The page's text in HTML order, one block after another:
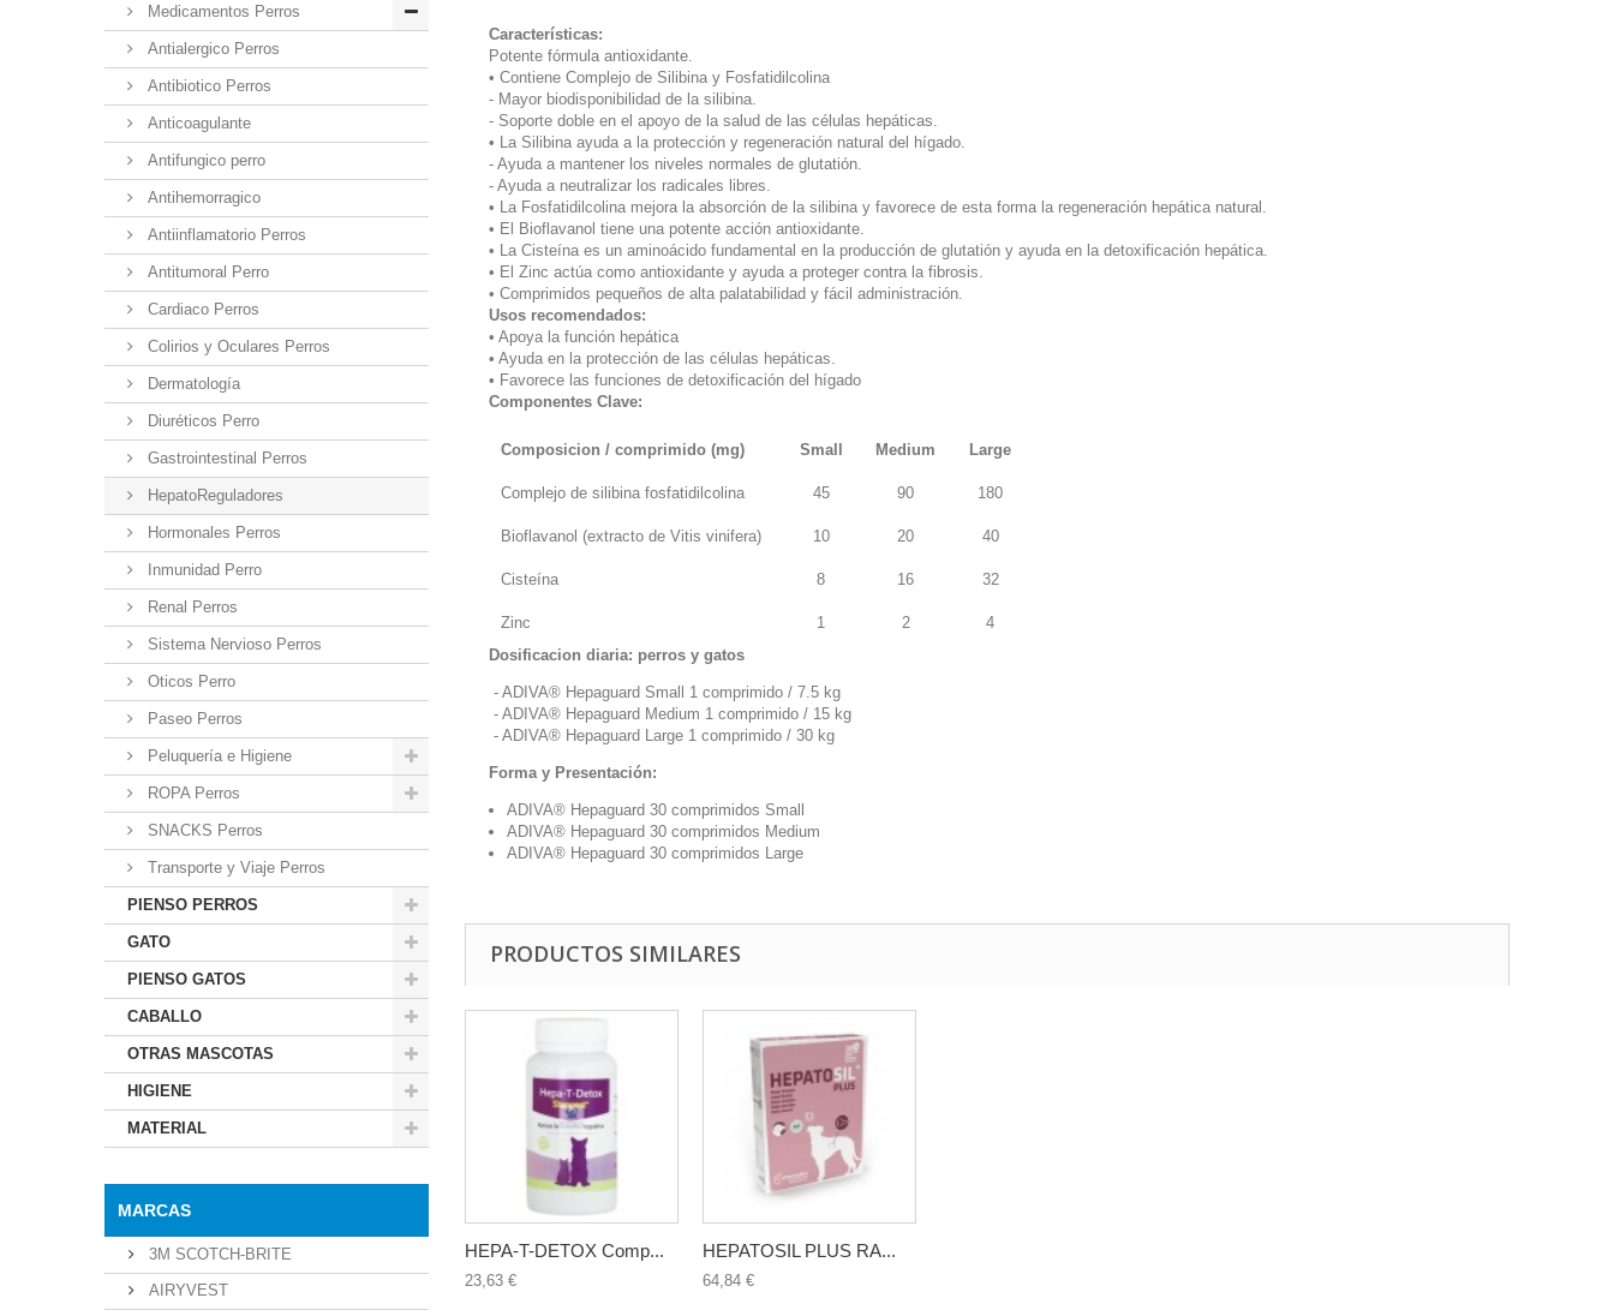
Medicamentos Perros
Antialergico Perros
Antibiotico Perros
Anticoagulante
Antifungico perro
Antihemorragico
Antiinflamatorio Perros
Antitumoral Perro
Cardiaco Perros
Colirios y Oculares Perros
Dermatología
Diuréticos Perro
Gastrointestinal Perros
HepatoReguladores
Hormonales Perros
Inmunidad Perro
Renal Perros
Sistema Nervioso Perros
Oticos Perro
Paseo Perros
Peluquería e Higiene
ROPA Perros
SNACKS Perros
Transporte y Viaje Perros
PIENSO PERROS
GATO
PIENSO GATOS
CABALLO
OTRAS MASCOTAS
HIGIENE
MATERIAL
MARCAS
3M SCOTCH-BRITE
AIRYVEST
Características:
Potente fórmula antioxidante.
• Contiene Complejo de Silibina y Fosfatidilcolina
- Mayor biodisponibilidad de la silibina.
- Soporte doble en el apoyo de la salud de las células hepáticas.
• La Silibina ayuda a la protección y regeneración natural del hígado.
- Ayuda a mantener los niveles normales de glutatión.
- Ayuda a neutralizar los radicales libres.
• La Fosfatidilcolina mejora la absorción de la silibina y favorece de esta forma la regeneración hepática natural.
• El Bioflavanol tiene una potente acción antioxidante.
• La Cisteína es un aminoácido fundamental en la producción de glutatión y ayuda en la detoxificación hepática.
• El Zinc actúa como antioxidante y ayuda a proteger contra la fibrosis.
• Comprimidos pequeños de alta palatabilidad y fácil administración.
Usos recomendados:
• Apoya la función hepática
• Ayuda en la protección de las células hepáticas.
• Favorece las funciones de detoxificación del hígado
Componentes Clave:
Composicion / comprimido (mg) Small Medium Large
Complejo de silibina fosfatidilcolina 45 90 180
Bioflavanol (extracto de Vitis vinifera) 10 20 40
Cisteína 8 16 32
Zinc 1 2
4
Dosificacion diaria: perros y gatos
- ADIVA® Hepaguard Small 1 comprimido / 7.5 kg
- ADIVA® Hepaguard Medium 1 comprimido / 15 kg
- ADIVA® Hepaguard Large 1 comprimido / 30 kg
Forma y Presentación:
ADIVA® Hepaguard 30 comprimidos Small
ADIVA® Hepaguard 30 comprimidos Medium
ADIVA® Hepaguard 30 comprimidos Large
PRODUCTOS SIMILARES
HEPA-T-DETOX Comp...
23,63 €
HEPATOSIL PLUS RA...
64,84 €